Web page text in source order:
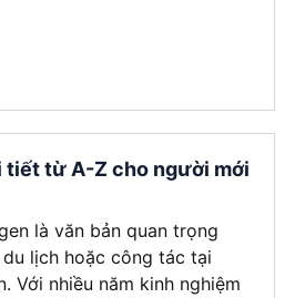
tiết từ A-Z cho người mới
là văn bản quan trọng
lịch hoặc công tác tại
Với nhiều năm kinh nghiệm